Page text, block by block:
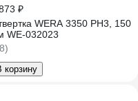
₽
WERA 3350 PH3, 150
WE-032023
корзину